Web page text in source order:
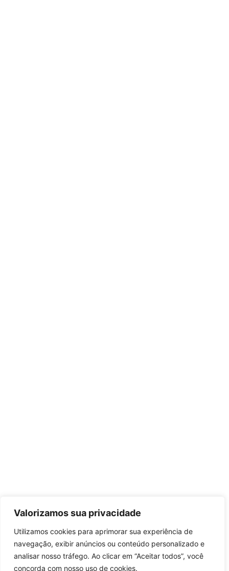
Valorizamos sua privacidade
Utilizamos cookies para aprimorar sua experiência de
navegação, exibir anúncios ou conteúdo personalizado e
analisar nosso tráfego. Ao clicar em “Aceitar todos”, você
concorda com nosso uso de cookies.